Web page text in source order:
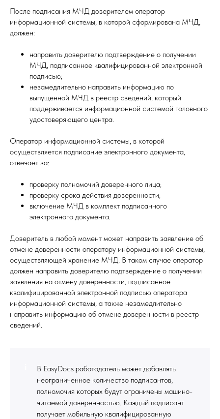
После подписания МЧД доверителем оператор
информационной системы, в которой сформирована МЧД,
должен:
направить доверителю подтверждение о получении
МЧД, подписанное квалифицированной электронной
подписью;
незамедлительно направить информацию по
выпущенной МЧД в реестр сведений, который
поддерживается информационной системой головного
удостоверяющего центра.
Оператор информационной системы, в которой
осуществляется подписание электронного документа,
отвечает за:
проверку полномочий доверенного лица;
проверку срока действия доверенности;
включение МЧД в комплект подписанного
электронного документа.
Доверитель в любой момент может направить заявление об
отмене доверенности оператору информационной системы,
осуществляющей хранение МЧД. В таком случае оператор
должен направить доверителю подтверждение о получении
заявления на отмену доверенности, подписанное
квалифицированной электронной подписью оператора
информационной системы, а также незамедлительно
направить информацию об отмене доверенности в реестр
сведений.
В EasyDocs работодатель может добавлять
неограниченное количество подписантов,
полномочия которых будут ограничены машино-
читаемой доверенностью. Каждый подписант
получает мобильную квалифицированную